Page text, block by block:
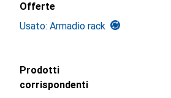
Offerte
Usato: Armadio rack
Prodotti
corrispondenti